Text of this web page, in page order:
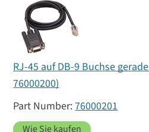
RJ-45 auf DB-9 Buchse
76000200)
76000201
Wie Sie kaufen